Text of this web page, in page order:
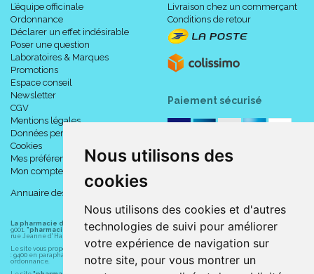
Nous utilisons des
cookies
Nous utilisons des cookies et d'autres
technologies de suivi pour améliorer
votre expérience de navigation sur
notre site, pour vous montrer un
L’équipe officinale
Ordonnance
Déclarer un effet indésirable
Poser une question
Laboratoires & Marques
Promotions
Espace conseil
Newsletter
CGV
Mentions légales
Données personnelles
Cookies
Mes préférences Cookies
Mon compte
Annuaire des pharmacies
Livraison chez un commerçant
Conditions de retour
Paiement sécurisé
La pharmacie du centre à Albert (80300) est une pharmacie française certifiée ISO
9001. "pharmacie-du-centre-albert.fr "est le site internet de la pharmacie du centre
rue Jeanne d' Harcourt, 80300 Albert.
Le site vous propose un large choix de plus de 11000 références, au prix les plus bas possible
: 9400 en parapharmacie, animaux, orthopédie, matériel médical. 1700 en médicaments sans
ordonnance.